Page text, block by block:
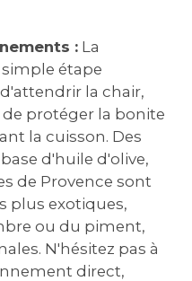
: La
étape
la chair,
protéger la bonite
la cuisson. Des
d'huile d'olive,
de Provence sont
plus exotiques,
ou du piment,
N'hésitez pas à
direct,